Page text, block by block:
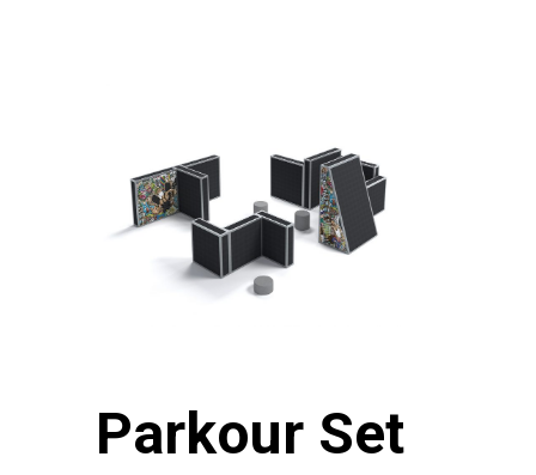
Parkour Set